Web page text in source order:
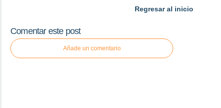
Regresar al inicio
Comentar este post
Añade un comentario